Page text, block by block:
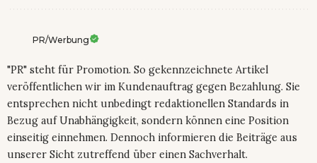
PR/Werbung
"PR" steht für Promotion. So gekennzeichnete Artikel
veröffentlichen wir im Kundenauftrag gegen Bezahlung. Sie
entsprechen nicht unbedingt redaktionellen Standards in
Bezug auf Unabhängigkeit, sondern können eine Position
einseitig einnehmen. Dennoch informieren die Beiträge aus
unserer Sicht zutreffend über einen Sachverhalt.